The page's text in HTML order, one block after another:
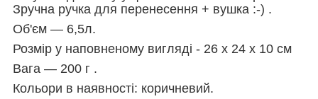
Зручна ручка для перенесення + вушка :-) .
Об'єм ― 6,5л.
Розмір у наповненому вигляді - 26 х 24 х 10 см
Вага ― 200 г .
Кольори в наявності: коричневий.